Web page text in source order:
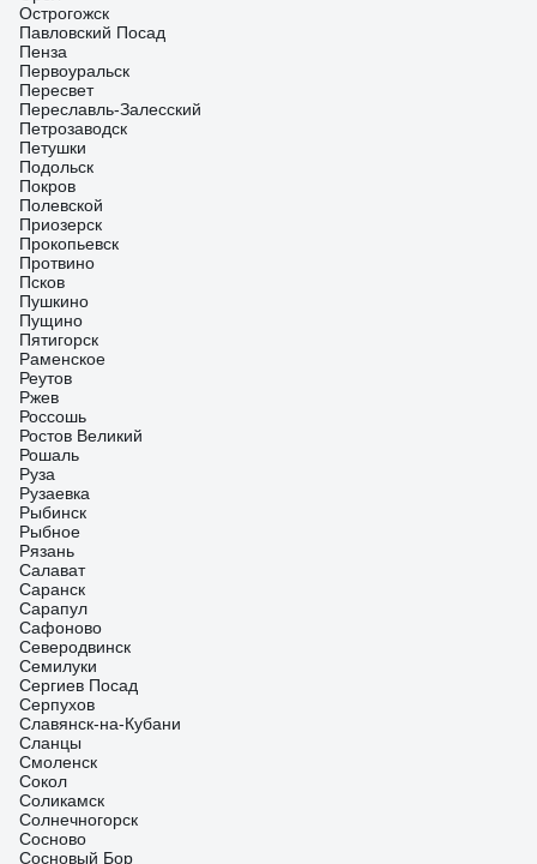
Острогожск
Павловский Посад
Пенза
Первоуральск
Пересвет
Переславль-Залесский
Петрозаводск
Петушки
Подольск
Покров
Полевской
Приозерск
Прокопьевск
Протвино
Псков
Пушкино
Пущино
Пятигорск
Раменское
Реутов
Ржев
Россошь
Ростов Великий
Рошаль
Руза
Рузаевка
Рыбинск
Рыбное
Рязань
Салават
Саранск
Сарапул
Сафоново
Северодвинск
Семилуки
Сергиев Посад
Серпухов
Славянск-на-Кубани
Сланцы
Смоленск
Сокол
Соликамск
Солнечногорск
Сосново
Сосновый Бор